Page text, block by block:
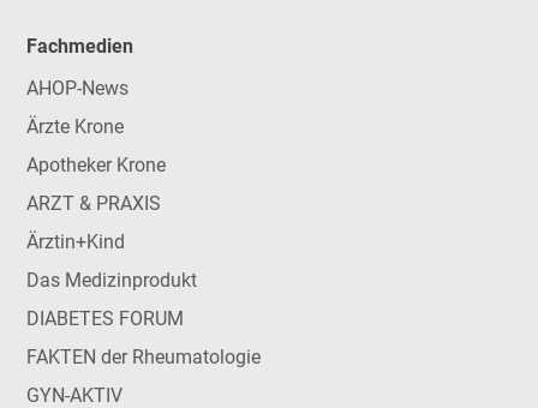
Fachmedien
AHOP-News
Ärzte Krone
Apotheker Krone
ARZT & PRAXIS
Ärztin+Kind
Das Medizinprodukt
DIABETES FORUM
FAKTEN der Rheumatologie
GYN-AKTIV